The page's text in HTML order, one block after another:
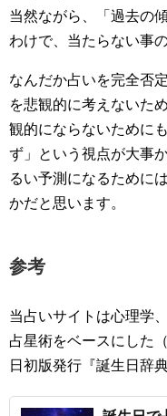
当然ながら、「過去の
わけで、当たらない事
なんだか占いを完全否
を悲観的に考えないた
観的にならないために
ず」という視点が大事
るい予測になるために
かだと思います。
参考
当占いサイトは心理学
占星術をベースにした
日初版発行『誕生日辞